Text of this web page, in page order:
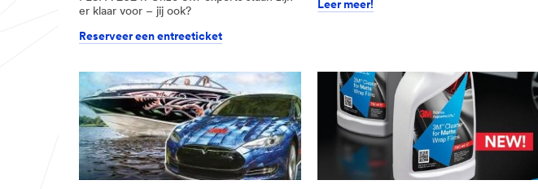
area
**
Pavement
Graphics
***
url**
Tools
voor
installatie
&
**Site
area
**
***
url**
Inkten
/3M/nl_BE/company-
base-
bnl/all-
3m-
products/?
er klaar voor – jij ook?
Reserveer een entreeticket
Leer meer!